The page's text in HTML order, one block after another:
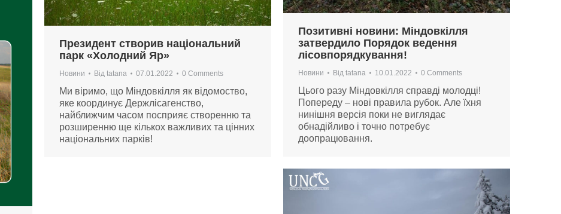
Позитивні новини: Міндовкілля
затвердило Порядок ведення
лісовпорядкування!
Новини Від tatana 10.01.2022 0 Comments
Цього разу Міндовкілля справді молодці!
Попереду – нові правила рубок. Але їхня
нинішня версія поки не виглядає
обнадійливо і точно потребує
доопрацювання.
Президент створив національний
парк «Холодний Яр»
Новини Від tatana 07.01.2022 0 Comments
Ми віримо, що Міндовкілля як відомоство,
яке координує Держлісагенство,
найближчим часом посприяє створенню та
розширенню ще кількох важливих та цінних
національних парків!